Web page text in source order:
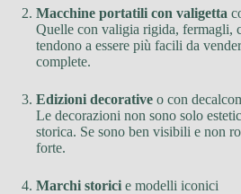
Macchine portatili con valigetta
Quelle con valigia rigida, fermagli,
tendono a essere più facili da
complete.
Edizioni decorative o con
Le decorazioni non sono solo
storica. Se sono ben visibili e non
forte.
Marchi storici e modelli iconici